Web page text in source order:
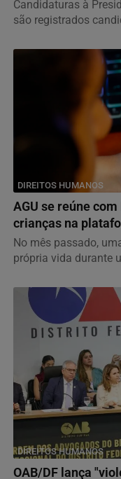
Candidaturas à
são registrados
DIREITOS HUMANOS
AGU se reúne
crianças na
No mês passado,
própria vida durante
DIREITOS HUMANOS
OAB/DF lança